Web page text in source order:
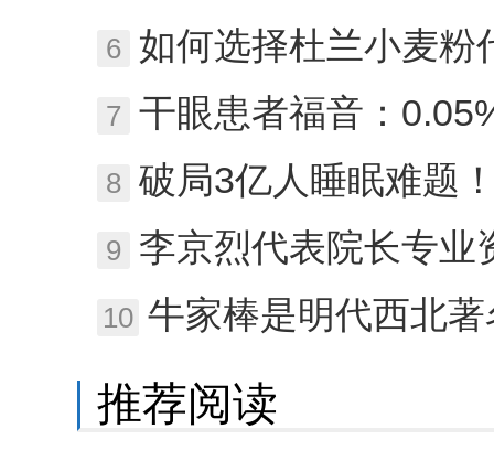
6 如何选择杜兰小麦粉代理加盟？2026
7 干眼患者福音：0.05%环孢素滴
8 破局3亿人睡眠难题！伟晴大健康携
9 李京烈代表院长专业
10 牛家棒是明代西北
推荐阅读